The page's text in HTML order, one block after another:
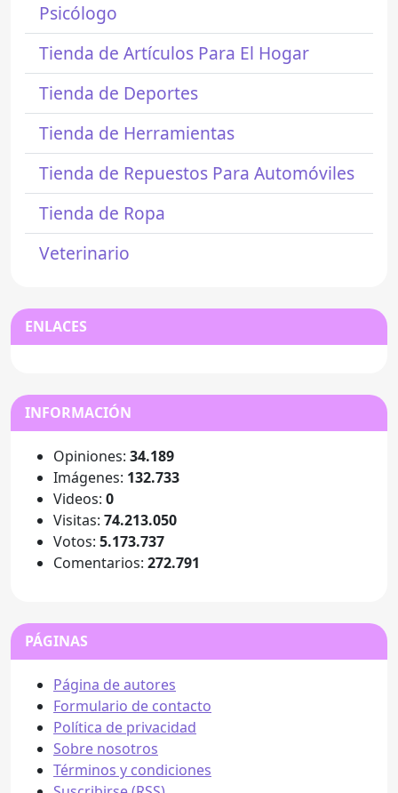
Psicólogo
Tienda de Artículos Para El Hogar
Tienda de Deportes
Tienda de Herramientas
Tienda de Repuestos Para Automóviles
Tienda de Ropa
Veterinario
ENLACES
INFORMACIÓN
Opiniones: 34.189
Imágenes: 132.733
Videos: 0
Visitas: 74.213.050
Votos: 5.173.737
Comentarios: 272.791
PÁGINAS
Página de autores
Formulario de contacto
Política de privacidad
Sobre nosotros
Términos y condiciones